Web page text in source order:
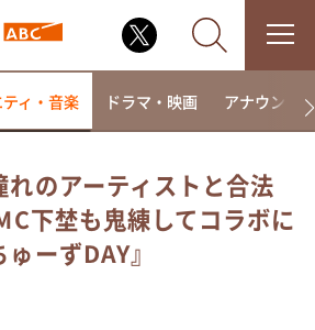
ぎるTV
けど・・・
ィ・音楽 ドラマ・映画 アナウンサー
れのアーティストと合法
下埜も鬼練してコラボに
ーずDAY』